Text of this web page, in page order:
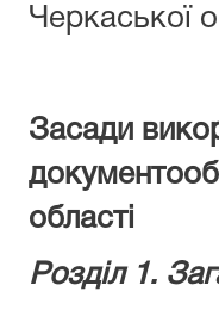
Черкаської
Засади
області
Розділ 1.